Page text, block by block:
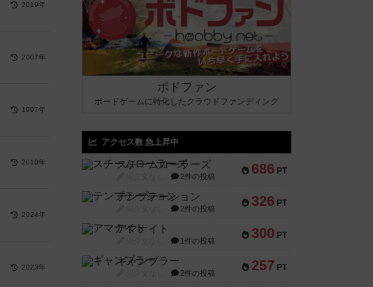
2019年
2007年
1997年
2010年
2024年
2023年
ボドファン
ボードゲームに特化したクラウドファンディング
アクセス数 急上昇中
686 PT
スチームローラーズ
2件の投稿
326 PT
テンプテーション
2件の投稿
300 PT
アマナイト
1件の投稿
257 PT
ギャンブラー
2件の投稿